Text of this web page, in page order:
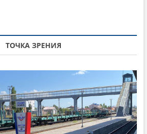
т
:
ТОЧКА ЗРЕНИЯ